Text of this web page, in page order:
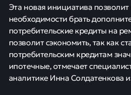
Эта новая инициатива
необходимости брать
потребительские кредиты на
позволит сэкономить, так как
потребительским кредитам
ипотечные, отмечает
аналитике Инна Солдатенкова